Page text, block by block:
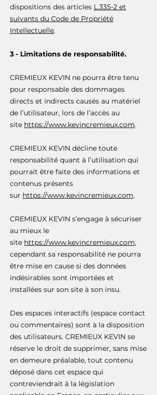
dispositions des articles L.335-2 et
suivants du Code de Propriété
Intellectuelle.
3 - Limitations de responsabilité.
CREMIEUX KEVIN ne pourra être tenu
pour responsable des dommages
directs et indirects causés au matériel
de l’utilisateur, lors de l’accès au
site https://www.kevincremieux.com.
CREMIEUX KEVIN décline toute
responsabilité quant à l’utilisation qui
pourrait être faite des informations et
contenus présents
sur https://www.kevincremieux.com.
CREMIEUX KEVIN s’engage à sécuriser
au mieux le
site https://www.kevincremieux.com,
cependant sa responsabilité ne pourra
être mise en cause si des données
indésirables sont importées et
installées sur son site à son insu.
Des espaces interactifs (espace contact
ou commentaires) sont à la disposition
des utilisateurs. CREMIEUX KEVIN se
réserve le droit de supprimer, sans mise
en demeure préalable, tout contenu
déposé dans cet espace qui
contreviendrait à la législation